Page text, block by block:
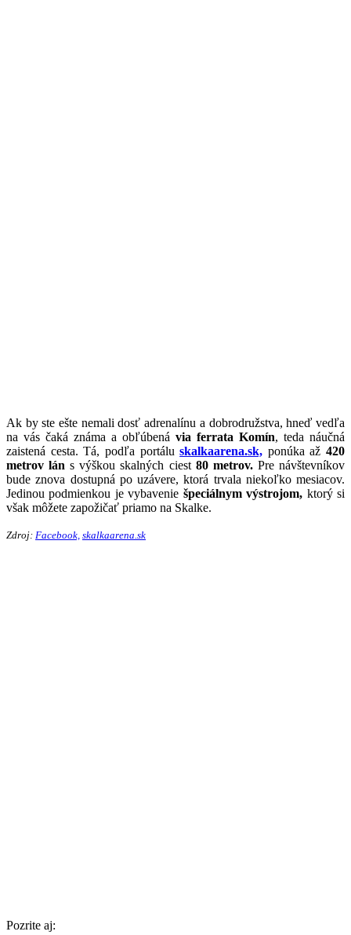
Ak by ste ešte nemali dosť adrenalínu a dobrodružstva, hneď vedľa
na vás čaká známa a obľúbená via ferrata Komín, teda náučná
zaistená cesta. Tá, podľa portáluskalkaarena.sk, ponúka až 420
metrov lán s výškou skalných ciest 80 metrov.Pre návštevníkov
bude znova dostupná po uzávere, ktorá trvala niekoľko mesiacov.
Jedinou podmienkou je vybavenie špeciálnym výstrojom, ktorý si
však môžete zapožičať priamo na Skalke.
Zdroj: Facebook, skalkaarena.sk
Pozrite aj: